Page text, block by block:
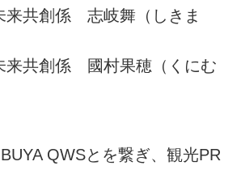
共創係 志岐舞（しきま
共創係 國村果穂（くにむ
QWSとを繋ぎ、観光PR